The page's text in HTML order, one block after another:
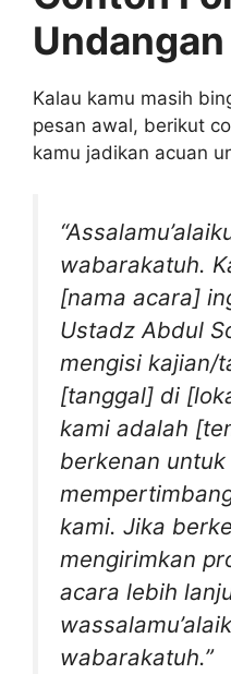
Undangan
Kalau kamu masih
pesan awal, berikut
kamu jadikan acuan
wabarakatuh.
[nama acara]
Ustadz Abdul
mengisi kajian/
[tanggal] di
kami adalah
berkenan untuk
kami. Jika
mengirimkan
acara lebih
wabarakatuh.”